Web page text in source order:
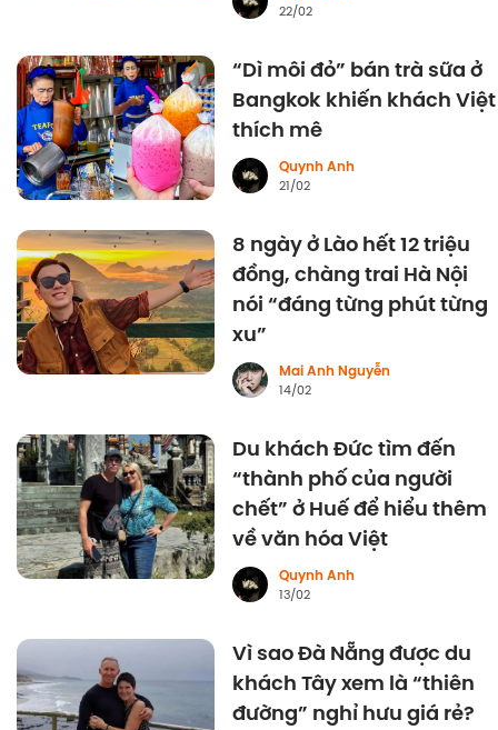
22/02
“Dì môi đỏ” bán trà sữa ở
Bangkok khiến khách Việt
thích mê
Quynh Anh
21/02
8 ngày ở Lào hết 12 triệu
đồng, chàng trai Hà Nội
nói “đáng từng phút từng
xu”
Mai Anh Nguyễn
14/02
Du khách Đức tìm đến
“thành phố của người
chết” ở Huế để hiểu thêm
về văn hóa Việt
Quynh Anh
13/02
Vì sao Đà Nẵng được du
khách Tây xem là “thiên
đường” nghỉ hưu giá rẻ?